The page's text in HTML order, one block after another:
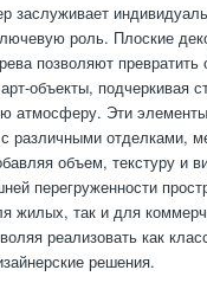
заслуживает
роль. Плоские
позволяют
объекты, подчеркивая
атмосферу. Эти
различными отделками,
объем, текстуру и
перегруженности
жилых, так и для
реализовать как
решения.